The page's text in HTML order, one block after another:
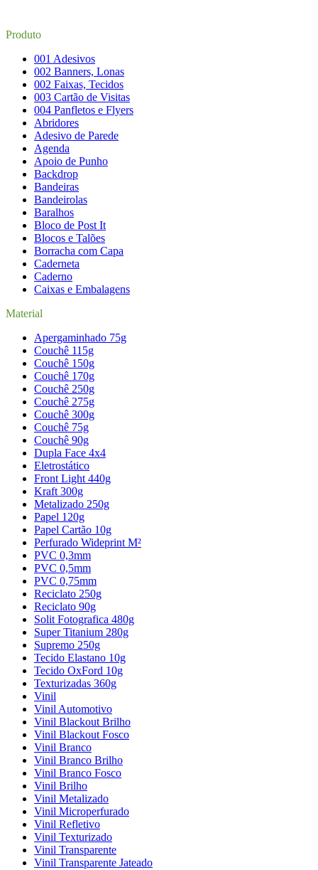
Produto
001 Adesivos
002 Banners, Lonas
002 Faixas, Tecidos
003 Cartão de Visitas
004 Panfletos e Flyers
Abridores
Adesivo de Parede
Agenda
Apoio de Punho
Backdrop
Bandeiras
Bandeirolas
Baralhos
Bloco de Post It
Blocos e Talões
Borracha com Capa
Caderneta
Caderno
Caixas e Embalagens
Material
Apergaminhado 75g
Couchê 115g
Couchê 150g
Couchê 170g
Couchê 250g
Couchê 275g
Couchê 300g
Couchê 75g
Couchê 90g
Dupla Face 4x4
Eletrostático
Front Light 440g
Kraft 300g
Metalizado 250g
Papel 120g
Papel Cartão 10g
Perfurado Wideprint M²
PVC 0,3mm
PVC 0,5mm
PVC 0,75mm
Reciclato 250g
Reciclato 90g
Solit Fotografica 480g
Super Titanium 280g
Supremo 250g
Tecido Elastano 10g
Tecido OxFord 10g
Texturizadas 360g
Vinil
Vinil Automotivo
Vinil Blackout Brilho
Vinil Blackout Fosco
Vinil Branco
Vinil Branco Brilho
Vinil Branco Fosco
Vinil Brilho
Vinil Metalizado
Vinil Microperfurado
Vinil Refletivo
Vinil Texturizado
Vinil Transparente
Vinil Transparente Jateado